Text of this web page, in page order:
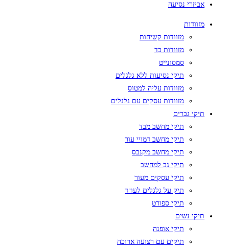
אביזרי נסיעה
מזוודות
מזוודות קשיחות
מזוודות בד
סמסונייט
תיקי נסיעות ללא גלגלים
מזוודות עליה למטוס
מזוודות עסקים עם גלגלים
תיקי גברים
תיקי מחשב מבד
תיקי מחשב דמויי עור
תיקי מחשב מקנבס
תיקי גב למחשב
תיקי עסקים מעור
תיק על גלגלים לעו״ד
תיקי ספורט
תיקי נשים
תיקי אופנה
תיקים עם רצועה ארוכה